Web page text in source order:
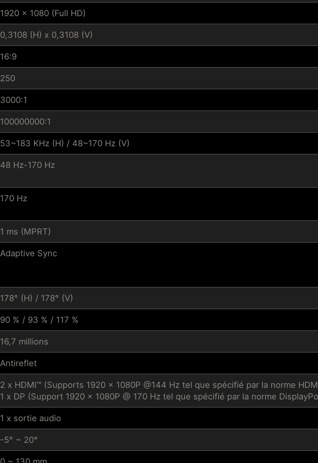
1920 x 1080 (Full HD)
0,3108 (H) x 0,3108 (V)
16:9
250
3000:1
100000000:1
53~183 KHz (H) / 48~170 Hz (V)
48 Hz-170 Hz
170 Hz
1 ms (MPRT)
Adaptive Sync
178° (H) / 178° (V)
90 % / 93 % / 117 %
16,7 millions
Antireflet
2 x HDMI™ (Supports 1920 x 1080P @144 Hz tel que spécifié par la norme
1 x DP (Support 1920 x 1080P @ 170 Hz tel que spécifié par la norme
1 x sortie audio
-5° ~ 20°